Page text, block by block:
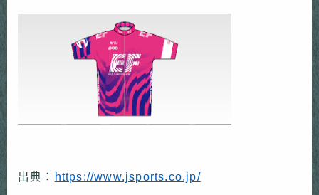
出典： https://www.jsports.co.jp/